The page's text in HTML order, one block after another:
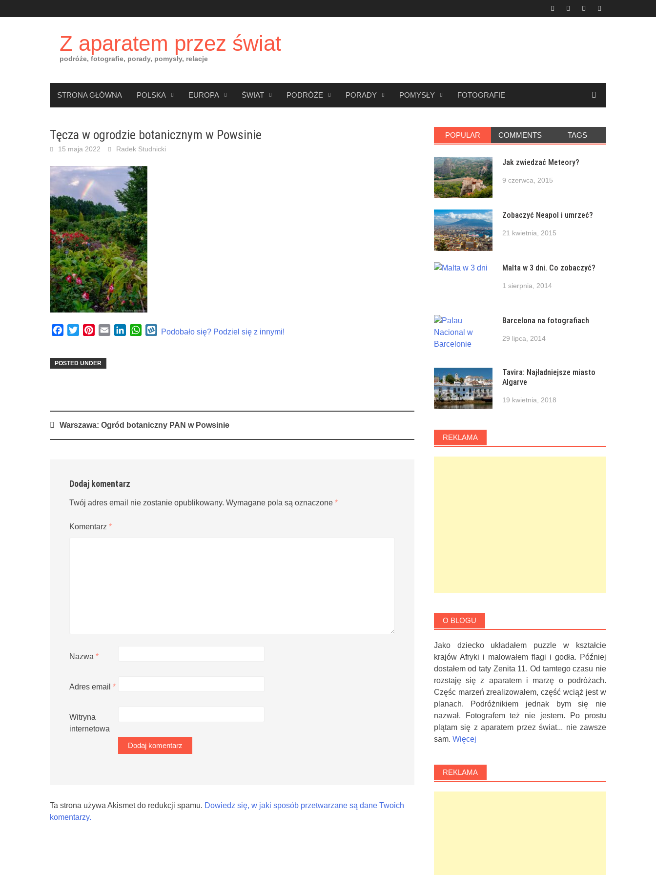
to
Z aparatem przez świat
podróże, fotografie, porady, pomysły, relacje
STRONA GŁÓWNA POLSKA EUROPA ŚWIAT PODRÓŻE PORADY POMYSŁY FOTOGRAFIE
Tęcza w ogrodzie botanicznym w Powsinie
15 maja 2022 Radek Studnicki
Facebook
TwitterPinterest
Email LinkedInWhatsApp
Wykop
Podobało się? Podziel się z innymi!
POSTED UNDER
PostWarszawa: Ogród botaniczny PAN w Powsinie
Dodaj komentarz
Twój adres email nie zostanie opublikowany. Wymagane pola są oznaczone *
Komentarz *
Nazwa *
Adres email *
Witryna
internetowa
Ta strona używa Akismet do redukcji spamu. Dowiedz się, w jaki sposób przetwarzane są dane Twoich
komentarzy.
POPULAR COMMENTS TAGS
Jak zwiedzać Meteory?
9 czerwca, 2015
Zobaczyć Neapol i umrzeć?
21 kwietnia, 2015
Malta w 3 dni. Co zobaczyć?
1 sierpnia, 2014
Barcelona na fotografiach
29 lipca, 2014
Tavira: Najładniejsze miasto
Algarve
19 kwietnia, 2018
REKLAMA
O BLOGU
Jako dziecko układałem puzzle w kształcie
krajów Afryki i malowałem flagi i godła. Później
dostałem od taty Zenita 11. Od tamtego czasu nie
rozstaję się z aparatem i marzę o podróżach.
Częśc marzeń zrealizowałem, część wciąż jest w
planach. Podróżnikiem jednak bym się nie
nazwał. Fotografem też nie jestem. Po prostu
plątam się z aparatem przez świat... nie zawsze
sam. Więcej
REKLAMA